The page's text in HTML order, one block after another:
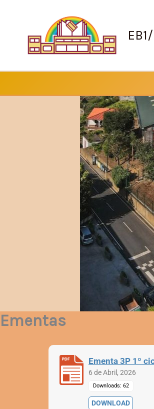
content
Ementas
Ementa 3P 1º
6 de Abril, 2026
Downloads: 62
DOWNLOAD